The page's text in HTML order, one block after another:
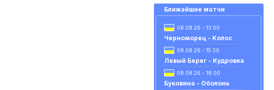
Ближайшие матчи
08.08.26 - 13:00
Черноморец - Колос
08.08.26 - 15:30
Левый Берег - Кудровка
08.08.26 - 18:00
Буковина - Оболонь